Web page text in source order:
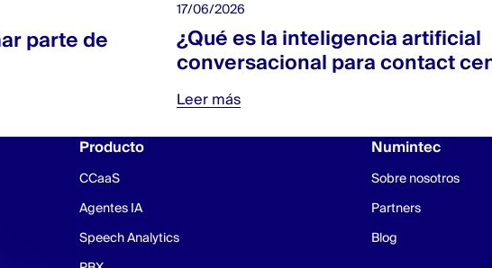
parte de
17/06/2026
¿Qué es la inteligencia artificial
conversacional para contact
Leer más
Producto
CCaaS
Agentes IA
Speech Analytics
Numintec
Sobre nosotros
Partners
Blog